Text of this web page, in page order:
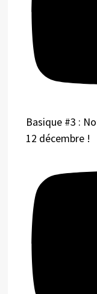
Basique #3 :
12 décembre !